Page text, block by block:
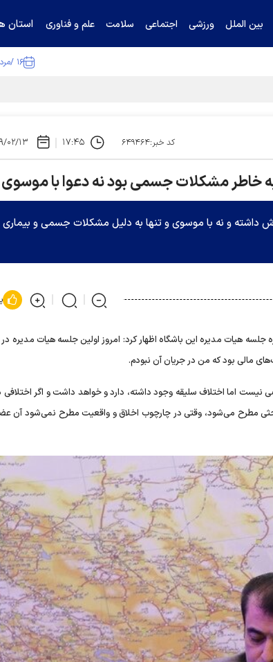
بین الملل ورزشی اجتماعی سلامت علم و فناوری استان
۱۶ /مرداد /۱۴۰۵
کد خبر:۶۴۹۴۶۴ ۱۷:۴۵ ۱۳۹۹/
به خاطر مشکلات جسمی بود نه دعوا با موسوی
داشته و نه با موسوی و تنها به دلیل مشکلات جسمی و بیماری
مالی بود که من در جریان آن نبودم.
نیست اما اختلاف سلیقه وجود داشته، دارد و خواهد داشت و اگر اختلافی
مطرح می‌شود، وقتی در چارچوب اخلاق و واقعیت مطرح نمی‌شود آن